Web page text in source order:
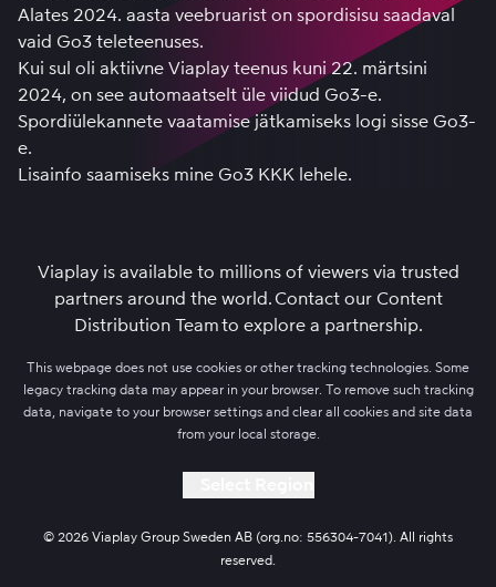
Alates 2024. aasta veebruarist on spordisisu saadaval
vaid Go3 teleteenuses.
Kui sul oli aktiivne Viaplay teenus kuni 22. märtsini
2024, on see automaatselt üle viidud Go3-e.
Spordiülekannete vaatamise jätkamiseks logi sisse Go3-
e.
Lisainfo saamiseks mine Go3 KKK lehele.
Viaplay is available to millions of viewers via trusted
partners around the world. Contact our Content
Distribution Teamto explore a partnership.
This webpage does not use cookies or other tracking technologies. Some
legacy tracking data may appear in your browser. To remove such tracking
data, navigate to your browser settings and clear all cookies and site data
from your local storage.
© 2026 Viaplay Group Sweden AB (org.no: 556304-7041). All rights
reserved.